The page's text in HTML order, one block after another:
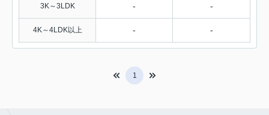
3K～3LDK - -
4K～4LDK以上 - -
1